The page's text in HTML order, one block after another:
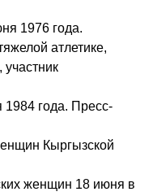
1976 года.
атлетике,
1984 года. Пресс-
Кыргызской
женщин 18 июня в